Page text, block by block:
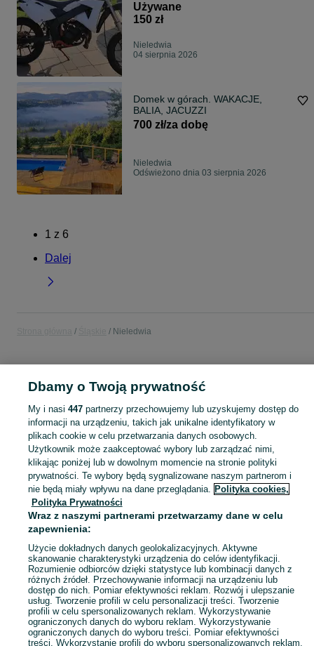
Używane
150 zł
Nieledwia
04 sierpnia 2026
Domek w górach. WAKACJE,
BALIA, JACUZZI
700 zł/za dobę
Nieledwia
Odświeżono dnia 03 sierpnia 2026
1 z 6
Dalej
Nieledwia
pilarka stołowa
Skorzystaj z największego serwisu ogłoszeniowego - Nieledwia i okolice! Kupuj to, czego pragniesz i sprzedawaj to, czego już nie potrzebujesz! Zobacz
Mapa kategorii
Mapa miejscowości
Mapa ministron
Popularne wyszukiwania
Dbamy o Twoją prywatność
My i nasi 447partnerzy przechowujemy lub uzyskujemy dostęp do
informacji na urządzeniu, takich jak unikalne identyfikatory w
plikach cookie w celu przetwarzania danych osobowych.
Użytkownik może zaakceptować wybory lub zarządzać nimi,
klikając poniżej lub w dowolnym momencie na stronie polityki
prywatności. Te wybory będą sygnalizowane naszym partnerom i
nie będą miały wpływu na dane przeglądania. Polityka cookies,
Polityka Prywatności
Wraz z naszymi partnerami przetwarzamy dane w celu
zapewnienia:
Użycie dokładnych danych geolokalizacyjnych. Aktywne
skanowanie charakterystyki urządzenia do celów identyfikacji.
Rozumienie odbiorców dzięki statystyce lub kombinacji danych z
różnych źródeł. Przechowywanie informacji na urządzeniu lub
dostęp do nich. Pomiar efektywności reklam. Rozwój i ulepszanie
usług. Tworzenie profili w celu personalizacji treści. Tworzenie
profili w celu spersonalizowanych reklam. Wykorzystywanie
ograniczonych danych do wyboru reklam. Wykorzystywanie
ograniczonych danych do wyboru treści. Pomiar efektywności
treści. Wykorzystanie profili do wyboru spersonalizowanych reklam.